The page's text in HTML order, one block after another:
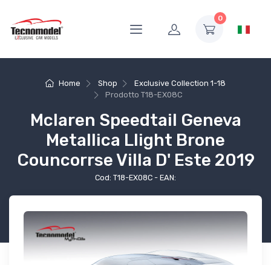
0
Home Shop
Exclusive Collection 1-18
ProdottoT18-EX08C
Mclaren Speedtail Geneva
Metallica LIight Brone
Councorrse Villa D' Este 2019
Cod: T18-EX08C - EAN: